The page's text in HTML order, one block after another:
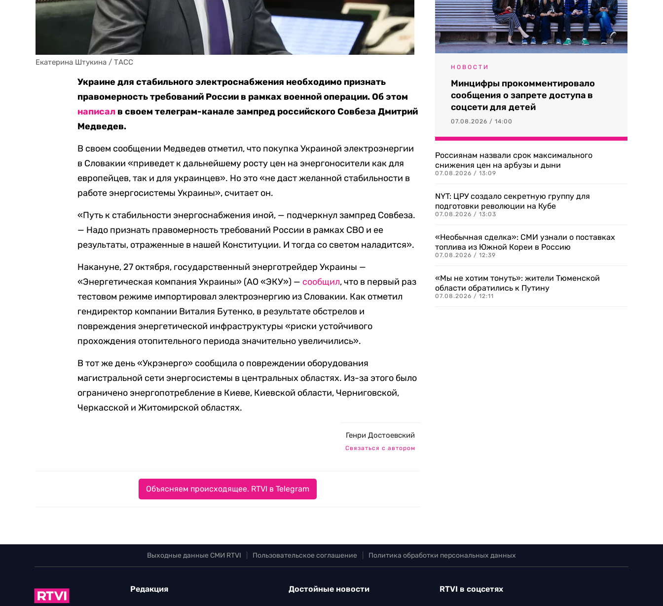
Екатерина Штукина / ТАСС
Украине для стабильного электроснабжения необходимо признать
правомерность требований России в рамках военной операции. Об этом
написал в своем телеграм-канале зампред российского Совбеза Дмитрий
Медведев.
В своем сообщении Медведев отметил, что покупка Украиной электроэнергии
в Словакии «приведет к дальнейшему росту цен на энергоносители как для
европейцев, так и для украинцев». Но это «не даст желанной стабильности в
работе энергосистемы Украины», считает он.
«Путь к стабильности энергоснабжения иной, — подчеркнул зампред Совбеза.
— Надо признать правомерность требований России в рамках СВО и ее
результаты, отраженные в нашей Конституции. И тогда со светом наладится».
Накануне, 27 октября, государственный энерготрейдер Украины —
«Энергетическая компания Украины» (АО «ЭКУ») — сообщил, что в первый раз
тестовом режиме импортировал электроэнергию из Словакии. Как отметил
гендиректор компании Виталия Бутенко, в результате обстрелов и
повреждения энергетической инфраструктуры «риски устойчивого
прохождения отопительного периода значительно увеличились».
В тот же день «Укрэнерго» сообщила о повреждении оборудования
магистральной сети энергосистемы в центральных областях. Из-за этого было
ограничено энергопотребление в Киеве, Киевской области, Черниговской,
Черкасской и Житомирской областях.
Генри Достоевский
Связаться с автором
Объясняем происходящее. RTVI в Telegram
НОВОСТИ
Минцифры прокомментировало
сообщения о запрете доступа в
соцсети для детей
07.08.2026 / 14:00
Россиянам назвали срок максимального
снижения цен на арбузы и дыни
07.08.2026 / 13:09
NYT: ЦРУ создало секретную группу для
подготовки революции на Кубе
07.08.2026 / 13:03
«Необычная сделка»: СМИ узнали о поставках
топлива из Южной Кореи в Россию
07.08.2026 / 12:39
«Мы не хотим тонуть»: жители Тюменской
области обратились к Путину
07.08.2026 / 12:11
Выходные данные СМИ RTVI Пользовательское соглашение Политика обработки персональных данных
Редакция Достойные новости RTVI в соцсетях